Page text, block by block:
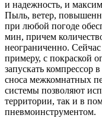
и надежность, и
Пыль, ветер,
при любой погоде
мин, причем
неограниченно.
примеру, с покраской
запускать компрессор
сноса межкомнатных
системы позволяют
территории, так и в
пневмоинструментом.